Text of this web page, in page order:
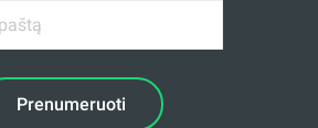
Prenumeruoti